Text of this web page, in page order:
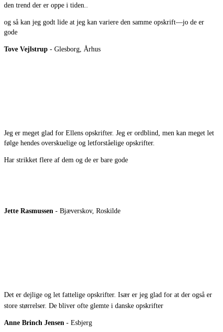
den trend der er oppe i tiden..
og så kan jeg godt lide at jeg kan variere den samme opskrift—jo de er
gode
Tove Vejlstrup - Glesborg, Århus
Jeg er meget glad for Ellens opskrifter. Jeg er ordblind, men kan meget let
følge hendes overskuelige og letforståelige opskrifter.
Har strikket flere af dem og de er bare gode
Jette Rasmussen - Bjæverskov, Roskilde
Det er dejlige og let fattelige opskrifter. Især er jeg glad for at der også er
store størrelser. De bliver ofte glemte i danske opskrifter
Anne Brinch Jensen - Esbjerg